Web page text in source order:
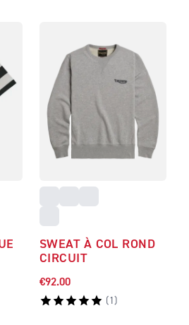
SWEAT À COL ROND
CIRCUIT
€92.00
( 1 )